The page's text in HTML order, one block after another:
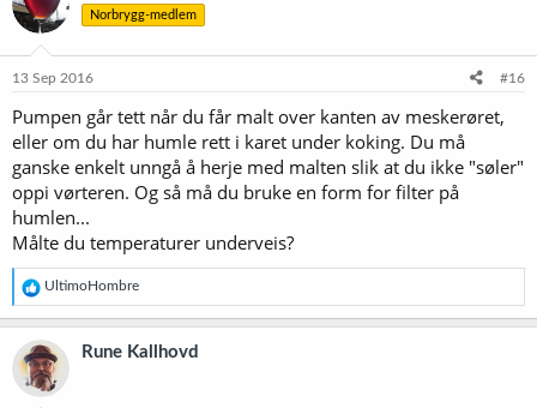
j
o
e
:
Norbrygg-medlem
13 Sep 2016 #16
Pumpen går tett når du får malt over kanten av meskerøret,
eller om du har humle rett i karet under koking. Du må
ganske enkelt unngå å herje med malten slik at du ikke "søler"
oppi vørteren. Og så må du bruke en form for filter på
humlen...
Målte du temperaturer underveis?
R
e
a
k
s
j
o
UltimoHombre
Rune Kallhovd